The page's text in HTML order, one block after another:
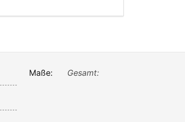
Maße: Gesamt: